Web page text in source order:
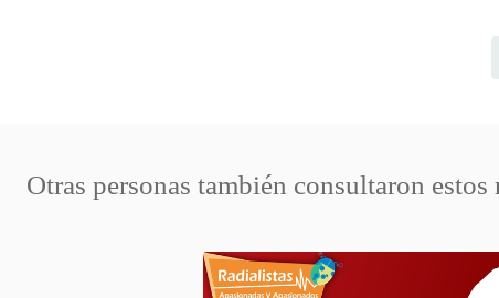
Otras personas también consultaron estos